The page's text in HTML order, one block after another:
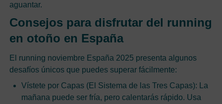
aguantar.
Consejos para disfrutar del running
en otoño en España
El running noviembre España 2025 presenta algunos
desafíos únicos que puedes superar fácilmente:
Vístete por Capas (El Sistema de las Tres Capas): La
mañana puede ser fría, pero calentarás rápido. Usa